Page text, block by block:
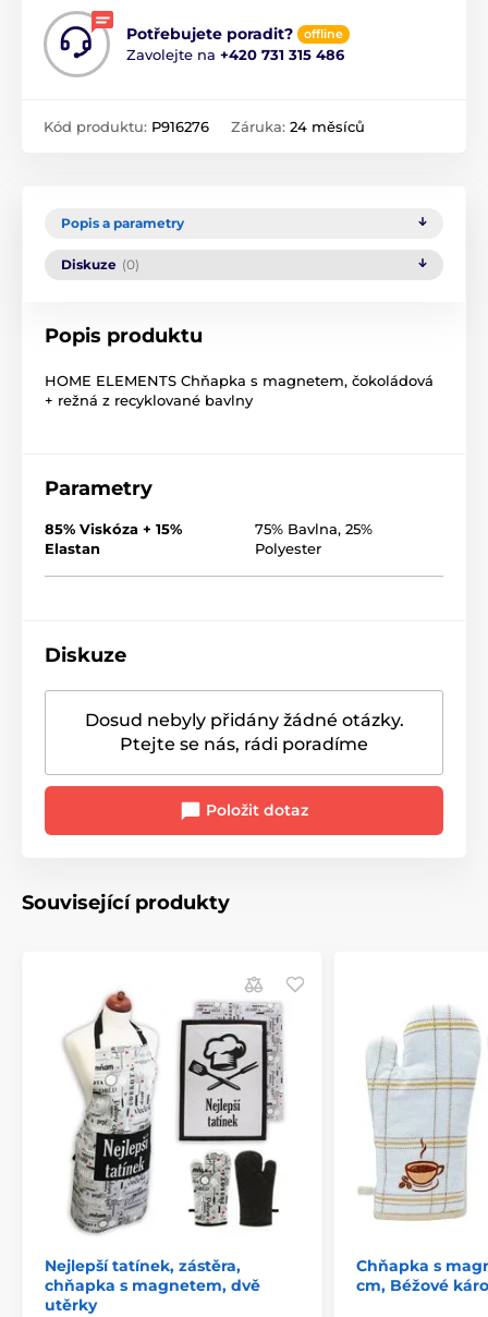
Potřebujete poradit? offline
Zavolejte na +420 731 315 486
Kód produktu: P916276 Záruka: 24 měsíců
Popis a parametry
Diskuze (0)
Popis produktu
HOME ELEMENTS Chňapka s magnetem, čokoládová
+ režná z recyklované bavlny
Parametry
85% Viskóza + 15%
Elastan
75% Bavlna, 25%
Polyester
Diskuze
Dosud nebyly přidány žádné otázky.
Ptejte se nás, rádi poradíme
Položit dotaz
Související produkty
Nejlepší tatínek, zástěra,
chňapka s magnetem, dvě
utěrky
Chňapka s
cm, Béžové